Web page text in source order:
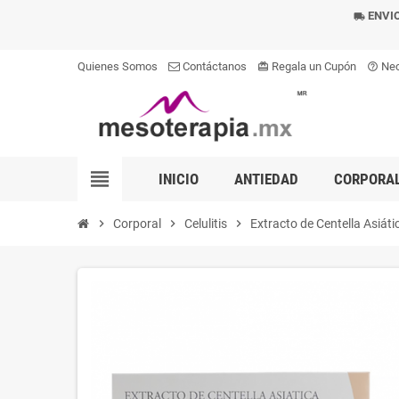
local_shipping
Quienes Somos Contáctanos card_giftcard Regala un Cupón help_outline
view_headline INICIO ANTIEDAD
chevron_right Corporal chevron_right Celulitis chevron_right Extracto de Centella